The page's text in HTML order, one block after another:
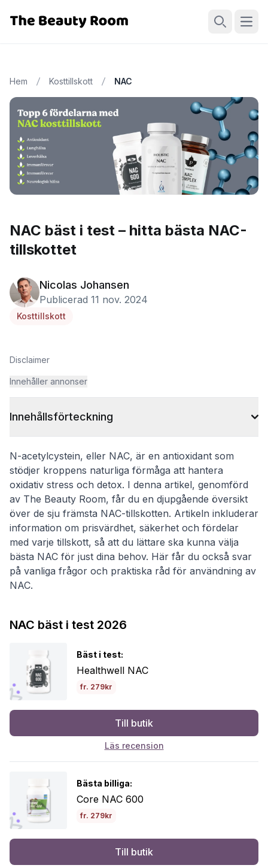
Hem Kosttillskott NAC
NAC bäst i test – hitta bästa NAC-
tillskottet
Nicolas Johansen
Publicerad 11 nov. 2024
Kosttillskott
Disclaimer
Innehåller annonser
Innehållsförteckning
N-acetylcystein, eller NAC, är en antioxidant som
stödjer kroppens naturliga förmåga att hantera
oxidativ stress och detox. I denna artikel, genomförd
av The Beauty Room, får du en djupgående översikt
över de sju främsta NAC-tillskotten. Artikeln inkluderar
information om prisvärdhet, säkerhet och fördelar
med varje tillskott, så att du lättare ska kunna välja
bästa NAC för just dina behov. Här får du också svar
på vanliga frågor och praktiska råd för användning av
NAC.
NAC bäst i test 2026
Bäst i test:
Healthwell NAC
fr. 279kr
Till butik
Läs recension
Bästa billiga:
Core NAC 600
fr. 279kr
Till butik